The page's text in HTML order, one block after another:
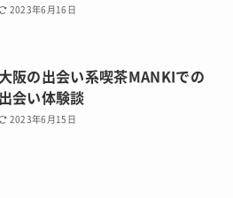
2023年6月16日
大阪の出会い系喫茶MANKIでの
出会い体験談
2023年6月15日